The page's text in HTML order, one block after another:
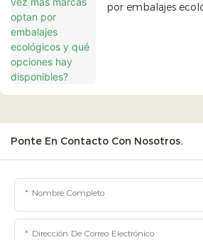
por embalajes
Ponte En Contacto Con Nosotros.
Nombre Completo
Dirección De Correo Electrónico